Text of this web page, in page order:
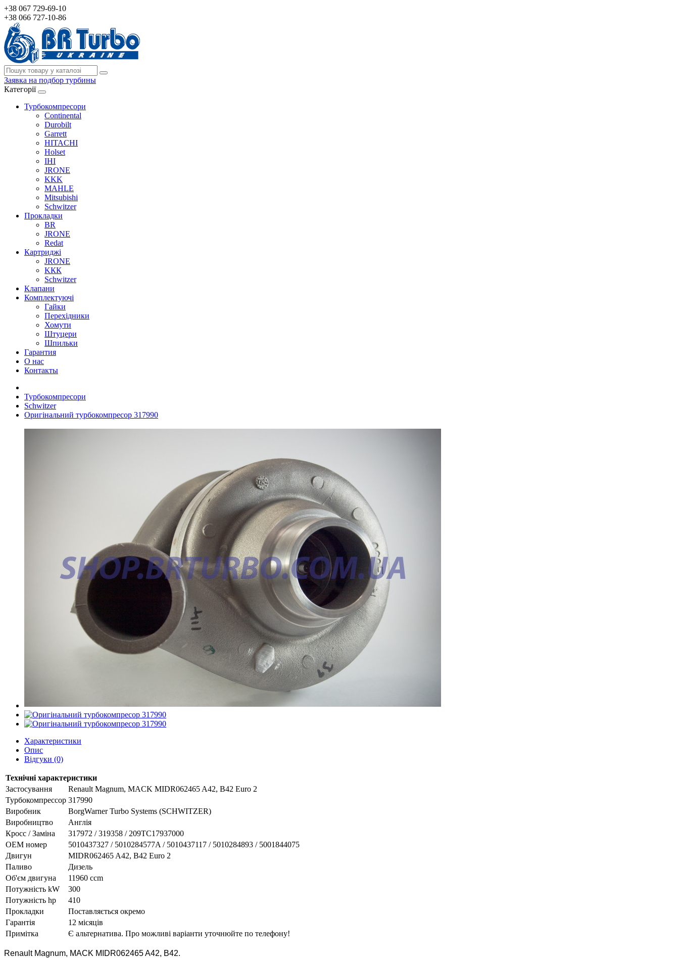
+38 067 729-69-10
+38 066 727-10-86
Заявка на подбор турбины
Категорії
Турбокомпресори
Continental
Durobilt
Garrett
HITACHI
Holset
IHI
JRONE
KKK
MAHLE
Mitsubishi
Schwitzer
Прокладки
BR
JRONE
Redat
Картриджі
JRONE
KКК
Schwitzer
Клапани
Комплектуючі
Гайки
Перехідники
Хомути
Штуцери
Шпильки
Гарантия
О нас
Контакты
Турбокомпресори
Schwitzer
Оригінальний турбокомпресор 317990
Характеристики
Опис
Відгуки (0)
Технічні характеристики
Застосування
Renault Magnum, MACK MIDR062465 A42, B42 Euro 2
Турбокомпрессор 317990
Виробник
BorgWarner Turbo Systems (SCHWITZER)
Виробництво
Англія
Кросс / Заміна
317972 / 319358 / 209TC17937000
ОЕМ номер
5010437327 / 5010284577A / 5010437117 / 5010284893 / 5001844075
Двигун
MIDR062465 A42, B42 Euro 2
Паливо
Дизель
Об'єм двигуна
11960 ccm
Потужність kW
300
Потужність hp
410
Прокладки
Поставляється окремо
Гарантія
12 місяців
Примітка
Є альтернатива. Про можливі варіанти уточнюйте по телефону!
Renault Magnum, MACK MIDR062465 A42, B42.